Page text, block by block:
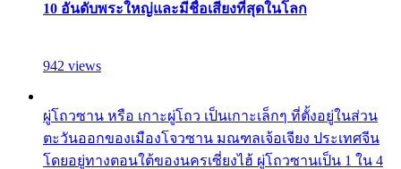
10 อันดับพระใหญ่และมีชื่อเสียงที่สุดในโลก
942 views
ผู่โถวซาน หรือ เกาะผู่โถว เป็นเกาะเล็กๆ ที่ตั้งอยู่ในส่วน
ตะวันออกของเมืองโจวซาน มณฑลเจ้อเจียง ประเทศจีน
โดยอยู่ทางตอนใต้ของนครเซี่ยงไฮ้ ผู่โถวซานเป็น 1 ใน 4